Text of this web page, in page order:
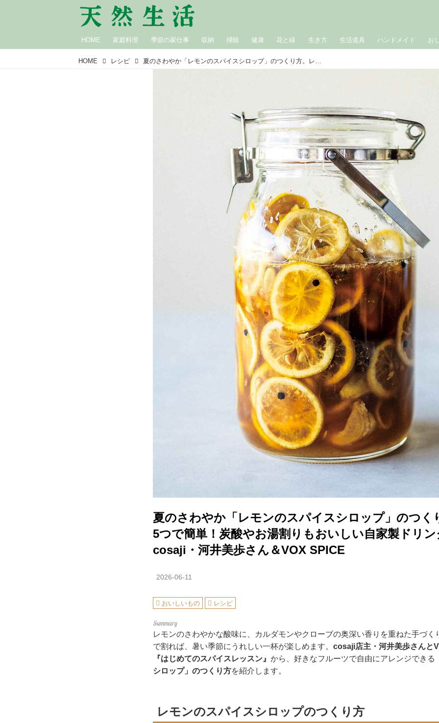
HOME 家庭料理 季節の家仕事 収納 掃除 健康 花と緑 生き方 生活道具 ハンドメイド お
HOME レシピ 夏のさわやか「レモンのスパイスシロップ」のつくり方。レモン5つで簡単！炭酸やお湯割りもおいしい自家製ドリンクの素／cosaji・河井美歩さん＆VOX SPICE
夏のさわやか「レモンのスパイスシロップ」のつく
5つで簡単！炭酸やお湯割りもおいしい自家製ドリン
cosaji・河井美歩さん＆VOX SPICE
2026-06-11
おいしいもの レシピ
レモンのさわやかな酸味に、カルダモンやクローブの奥深い香りを重ねた手づく
で割れば、暑い季節にうれしい一杯が楽しめます。 cosaji店主・河井美歩さんと
『はじめてのスパイスレッスン』 から、好きなフルーツで自由にアレンジできる
シロップ」のつくり方を紹介します。
レモンのスパイスシロップのつくり方